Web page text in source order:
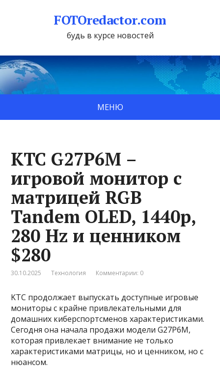
FOTOredactor.com
будь в курсе новостей
МЕНЮ
KTC G27P6M –
игровой монитор с
матрицей RGB
Tandem OLED, 1440p,
280 Hz и ценником
$280
30.10.2025 Технология Комментарии: 0
KTC продолжает выпускать доступные игровые
мониторы с крайне привлекательными для
домашних киберспортсменов характеристиками.
Сегодня она начала продажи модели G27P6M,
которая привлекает внимание не только
характеристиками матрицы, но и ценником, но с
нюансом.